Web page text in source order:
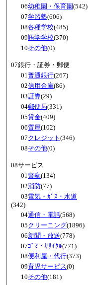
06幼稚園・保育園(542)
07学習塾(606)
08各種学校(485)
09語学学校(370)
10その他(0)
07銀行・証券・郵便
01普通銀行(267)
02信用金庫(86)
03証券(29)
04郵便局(331)
05貸金(409)
06質屋(102)
07クレジット (346)
08その他(0)
08サービス
01警察(134)
02消防(77)
03電気・ｶﾞｽ・水道
(342)
04通信・電話(568)
05クリーニング(1896)
06新聞・放送(778)
07ｺﾞﾐ・ﾘｻｲｸﾙ(771)
08便利屋・代行(373)
09育児サービス(0)
10その他(181)